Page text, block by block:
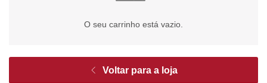
O seu carrinho está vazio.
Voltar para a loja